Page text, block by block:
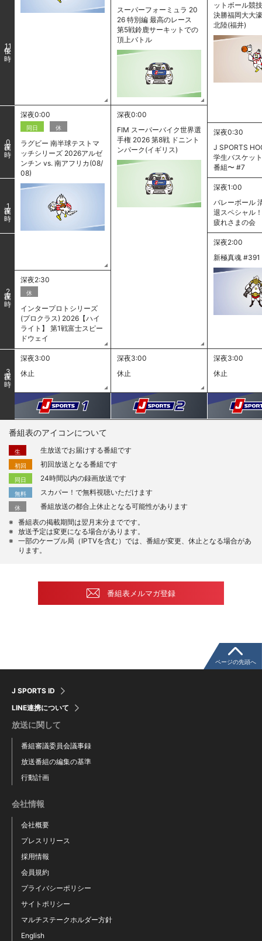
ットボール競
決勝福岡大大
北陸(福井)
11
スーパーフォーミュラ 20
26 特別編 最高のレース
第5戦鈴鹿サーキットでの
頂上バトル
0
深夜0:00
同日 休
ラグビー 南半球テストマ
ッチシリーズ 2026アルゼ
ンチン vs. 南アフリカ(08/
08)
深夜0:00
FIM スーパーバイク世界選
手権 2026 第8戦 ドニント
ンパーク(イギリス)
深夜0:30
J SPORTS
学生バスケッ
番組〜 #7
1
深夜1:00
バレーボール
退スペシャル
疲れさまの会
2
深夜2:00
新極真魂 #391
深夜2:30
インタープロトシリーズ
(プロクラス) 2026【ハイ
ライト】 第1戦富士スピー
ドウェイ
3
深夜3:00
深夜3:00
深夜3:00
生 生放送でお届けする番組です
初回 初回放送となる番組です
同日 24時間以内の録画放送です
無料 スカパー！で無料視聴いただけます
休
番組表の掲載期間は翌月末分までです。
放送予定は変更になる場合があります。
一部のケーブル局（IPTVを含む）では、番組が変更、休止となる場合があ
番組表メルマガ登録
ページの先頭へ